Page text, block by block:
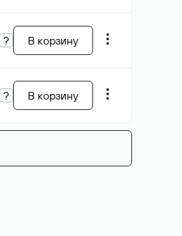
? В корзину
? В корзину